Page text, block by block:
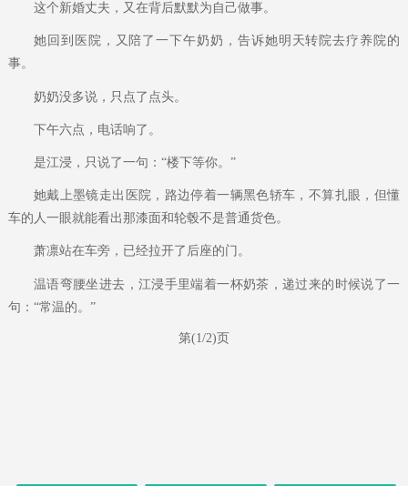
这个新婚丈夫，又在背后默默为自己做事。
她回到医院，又陪了一下午奶奶，告诉她明天转院去疗养院的
事。
奶奶没多说，只点了点头。
下午六点，电话响了。
是江浸，只说了一句：“楼下等你。”
她戴上墨镜走出医院，路边停着一辆黑色轿车，不算扎眼，但懂
车的人一眼就能看出那漆面和轮毂不是普通货色。
萧凛站在车旁，已经拉开了后座的门。
温语弯腰坐进去，江浸手里端着一杯奶茶，递过来的时候说了一
句：“常温的。”
第(1/2)页